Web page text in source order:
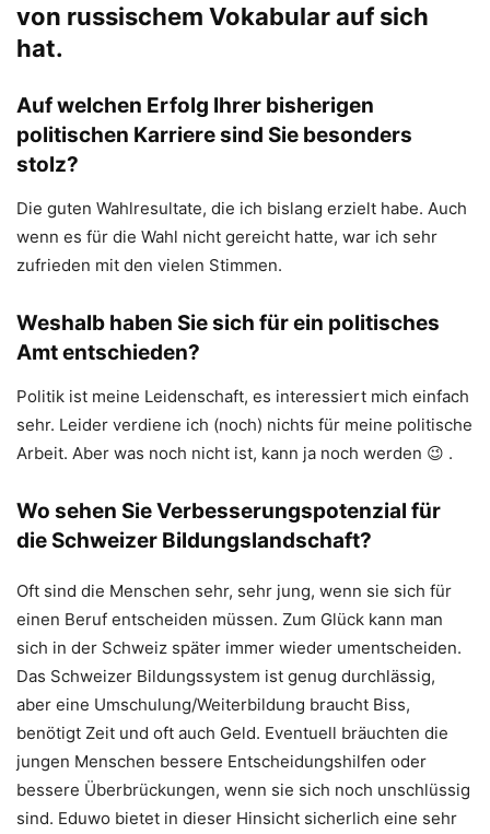
von russischem Vokabular auf sich
hat.
Auf welchen Erfolg Ihrer bisherigen
politischen Karriere sind Sie besonders
stolz?
Die guten Wahlresultate, die ich bislang erzielt habe. Auch
wenn es für die Wahl nicht gereicht hatte, war ich sehr
zufrieden mit den vielen Stimmen.
Weshalb haben Sie sich für ein politisches
Amt entschieden?
Politik ist meine Leidenschaft, es interessiert mich einfach
sehr. Leider verdiene ich (noch) nichts für meine politische
Arbeit. Aber was noch nicht ist, kann ja noch werden 😉 .
Wo sehen Sie Verbesserungspotenzial für
die Schweizer Bildungslandschaft?
Oft sind die Menschen sehr, sehr jung, wenn sie sich für
einen Beruf entscheiden müssen. Zum Glück kann man
sich in der Schweiz später immer wieder umentscheiden.
Das Schweizer Bildungssystem ist genug durchlässig,
aber eine Umschulung/Weiterbildung braucht Biss,
benötigt Zeit und oft auch Geld. Eventuell bräuchten die
jungen Menschen bessere Entscheidungshilfen oder
bessere Überbrückungen, wenn sie sich noch unschlüssig
sind. Eduwo bietet in dieser Hinsicht sicherlich eine sehr